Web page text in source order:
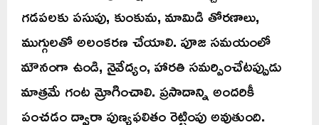
గడపలకు పసుపు, కుంకుమ, మామిడి తోరణాలు,
ముగ్గులతో అలంకరణ చేయాలి. పూజ సమయంలో
మౌనంగా ఉండి, నైవేద్యం, హారతి సమర్పించేటప్పుడు
మాత్రమే గంట మ్రోగించాలి. ప్రసాదాన్ని అందరికీ
పంచడం ద్వారా పుణ్యఫలితం రెట్టింపు అవుతుంది.